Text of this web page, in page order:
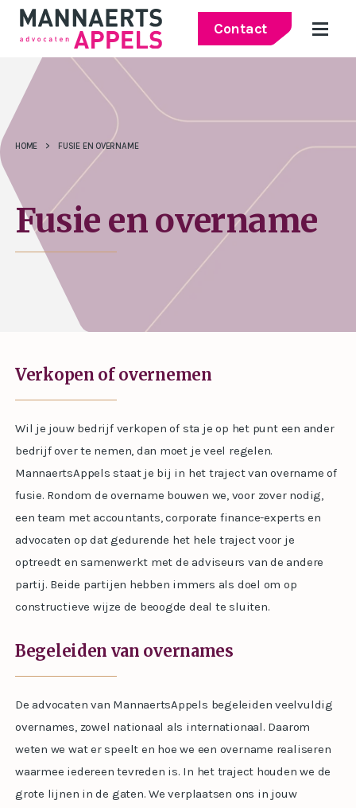
Contact
HOME > FUSIE EN OVERNAME
Fusie en overname
Verkopen of overnemen
Wil je jouw bedrijf verkopen of sta je op het punt een ander
bedrijf over te nemen, dan moet je veel regelen.
MannaertsAppels staat je bij in het traject van overname of
fusie. Rondom de overname bouwen we, voor zover nodig,
een team met accountants, corporate finance-experts en
advocaten op dat gedurende het hele traject voor je
optreedt en samenwerkt met de adviseurs van de andere
partij. Beide partijen hebben immers als doel om op
constructieve wijze de beoogde deal te sluiten.
Begeleiden van overnames
De advocaten van MannaertsAppels begeleiden veelvuldig
overnames, zowel nationaal als internationaal. Daarom
weten we wat er speelt en hoe we een overname realiseren
waarmee iedereen tevreden is. In het traject houden we de
grote lijnen in de gaten. We verplaatsen ons in jouw